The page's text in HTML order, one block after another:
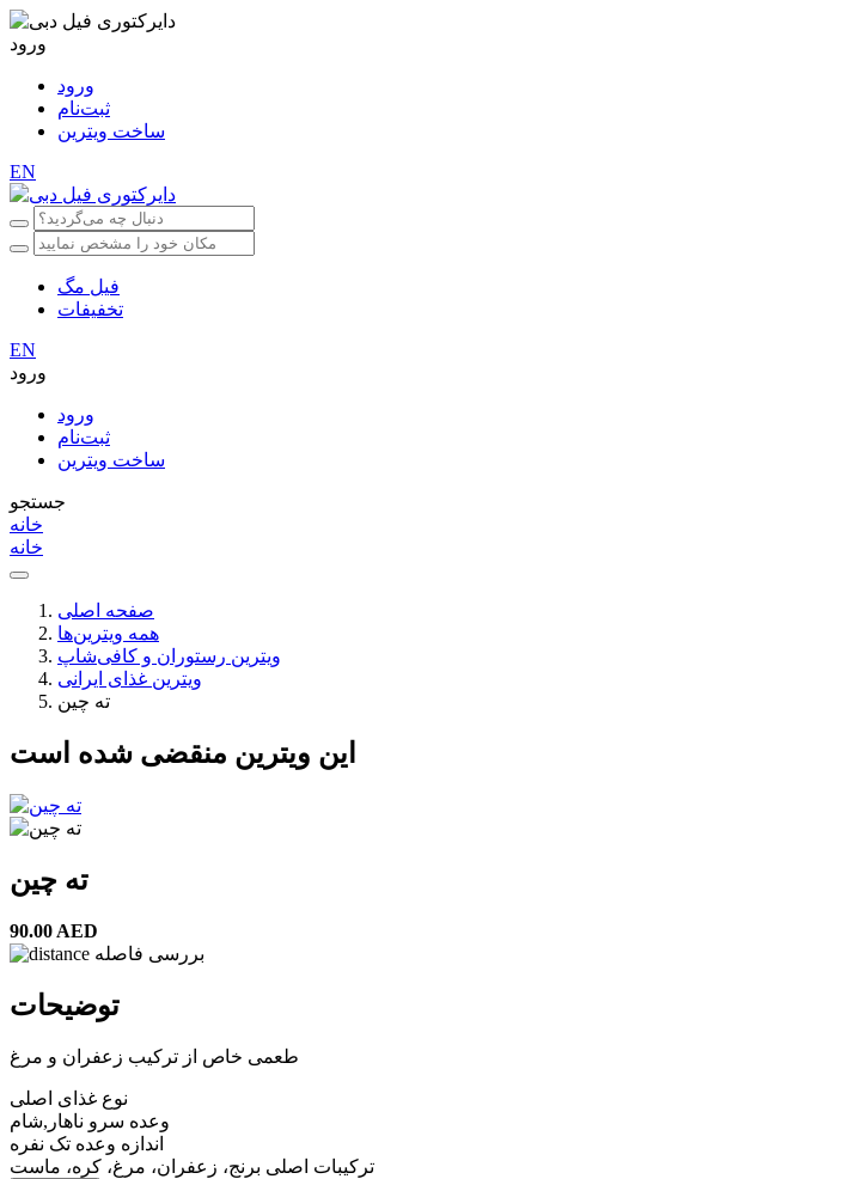
ورود
ورود
ثبت‌نام
ساخت ویترین
EN
فیل مگ
تخفیفات
EN
ورود
ورود
ثبت‌نام
ساخت ویترین
جستجو
خانه
خانه
صفحه اصلی
همه ویترین‌ها
ویترین رستوران و کافی‌شاپ
ویترین غذای ایرانی
ته چین
این ویترین منقضی شده است
ته چین
90.00 AED
بررسی فاصله
توضیحات
طعمی خاص از ترکیب زعفران و مرغ
نوع غذای اصلی
وعده سرو ناهار,شام
اندازه وعده تک نفره
ترکیبات اصلی برنج، زعفران، مرغ، کره، ماست